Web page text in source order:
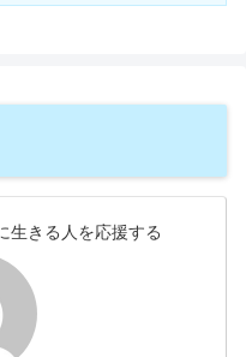
生きる人を応援する